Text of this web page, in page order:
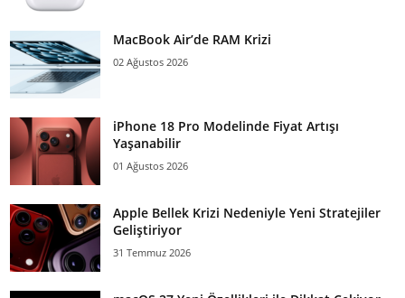
MacBook Air’de RAM Krizi
02 Ağustos 2026
iPhone 18 Pro Modelinde Fiyat Artışı
Yaşanabilir
01 Ağustos 2026
Apple Bellek Krizi Nedeniyle Yeni Stratejiler
Geliştiriyor
31 Temmuz 2026